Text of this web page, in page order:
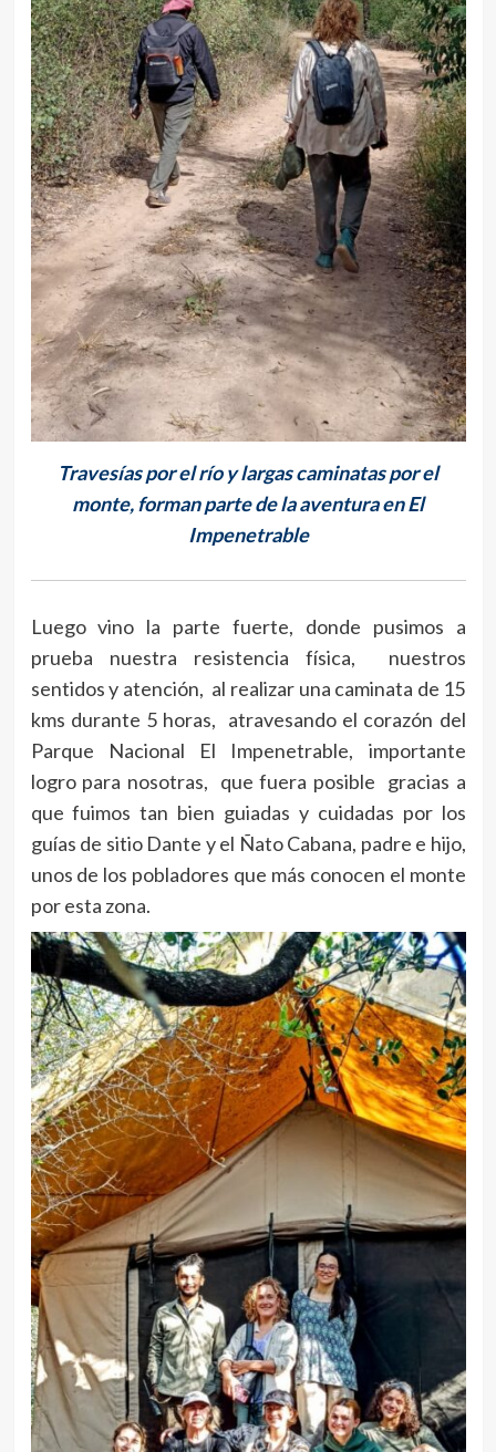
Travesías por el río y largas caminatas por el
monte, forman parte de la aventura en El
Impenetrable
Luego vino la parte fuerte, donde pusimos a
prueba nuestra resistencia física, nuestros
sentidos y atención, al realizar una caminata de 15
kms durante 5 horas, atravesando el corazón del
Parque Nacional El Impenetrable, importante
logro para nosotras, que fuera posible gracias a
que fuimos tan bien guiadas y cuidadas por los
guías de sitio Dante y el Ñato Cabana, padre e hijo,
unos de los pobladores que más conocen el monte
por esta zona.